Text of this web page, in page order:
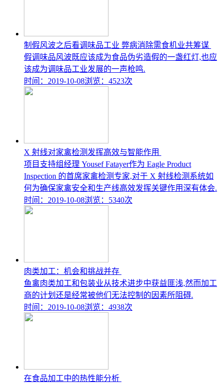
制假风波之后看调味品工业 弊病消除需食机业共筹谋
假调味品风波既应该成为食品伪劣造假的一盏红灯,也应
该成为调味品工业发展的一声枪鸣.
时间：2019-10-08浏览：4523次
X 射线对家禽检测发挥高效与智能作用
项目支持组经理 Yousef Fatayer作为 Eagle Product
Inspection 的首席家禽检测专家,对于 X 射线检测系统如
何为确保家禽安全和生产线高效发挥关键作用深有体会.
时间：2019-10-08浏览：5340次
肉类加工：机会和挑战并存
鱼禽肉类加工和包装业从技术进步中获益匪浅,然而加工
商的计划还是经常被他们无法控制的因素所阻碍.
时间：2019-10-08浏览：4938次
在食品加工中的热性能分析